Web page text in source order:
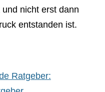
nicht erst dann
entstanden ist.